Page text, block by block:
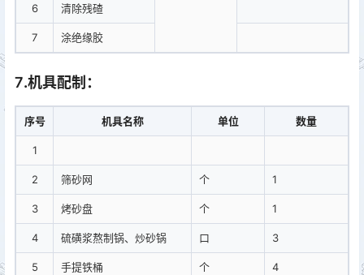
6 清除残碴
7 涂绝缘胶
7.机具配制 ：
序号 机具名称 单位 数量
1
2 筛砂网 个 1
3 烤砂盘 个 1
4 硫磺浆熬制锅、炒砂锅 口 3
5 手提铁桶 个 4